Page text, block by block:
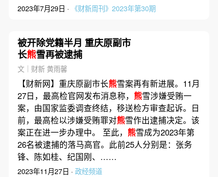
2023年7月29日 · 《财新周刊》2023年第30期
被开除党籍半月 重庆原副市
长熊雪再被逮捕
文｜财新 黄雨馨
【财新网】重庆原副市长熊雪案再有新进展。11月
27日，最高检官网发布消息称， 熊雪涉嫌受贿一
案，由国家监委调查终结，移送检方审查起诉。日
前，最高检以涉嫌受贿罪对熊雪作出逮捕决定。该
案正在进一步办理中。 至此， 熊雪成为2023年第
26名被逮捕的落马高官。此前25人分别是：张务
锋、陈如桂、纪国刚、……
2023年11月27日 · 政经频道